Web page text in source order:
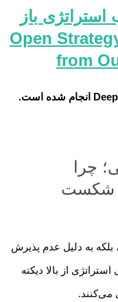
باز
Open
from
چرا
شکست
بلکه به دلیل عدم پذیرش
از بالا دیکته
می‌کنند.